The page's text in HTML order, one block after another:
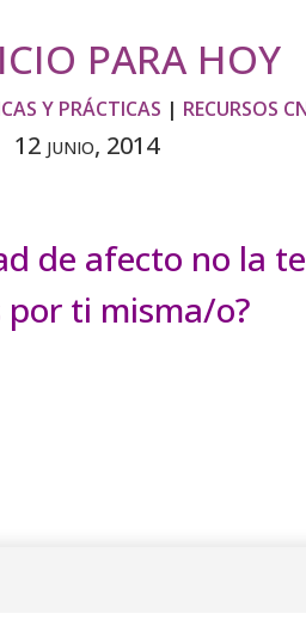
PARA HOY
Y PRÁCTICAS | RECURSOS
12 junio, 2014
de afecto no la
ti misma/o?